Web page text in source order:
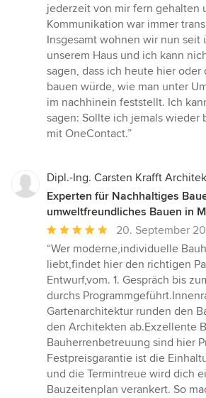
jederzeit von mir fern gehalten
Kommunikation war immer
Insgesamt wohnen wir nun seit
unserem Haus und ich kann
sagen, dass ich heute hier oder
bauen würde, wie man unter
im nachhinein feststellt. Ich
sagen: Sollte ich jemals wieder
mit OneContact.”
Dipl.-Ing. Carsten Krafft
Experten für Nachhaltiges
umweltfreundliches Bauen in
Durchschnittliche
Bewertung:
5
von
5
Sternen
20. September
“Wer moderne,individuelle
liebt,findet hier den richtigen
Entwurf,vom. 1. Gespräch bis
durchs
Gartenarchitektur runden den
den Architekten ab.Exzellente
Bauherrenbetreuung sind hier
Festpreisgarantie ist die
und die Termintreue wird dich
Bauzeitenplan verankert. So